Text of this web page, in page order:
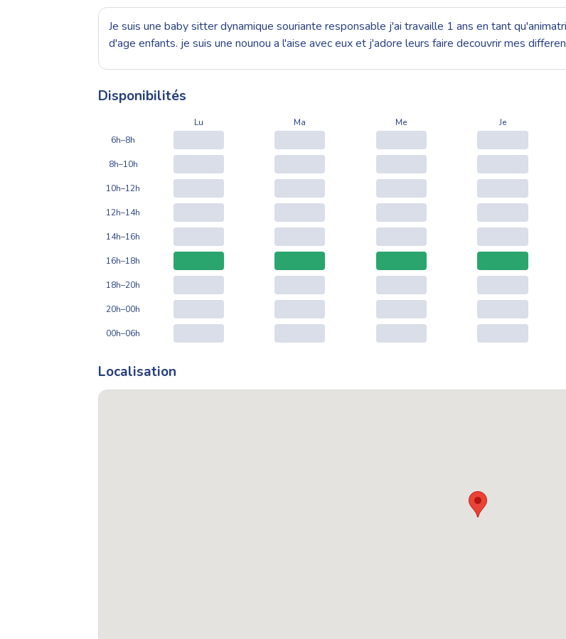
Je suis une baby sitter dynamique souriante responsable j'ai travaille 1 ans en tant
d'age enfants. je suis une nounou a l'aise avec eux et j'adore leurs faire decouvrir mes
Disponibilités
Lu Ma Me Je
6h–8h
8h–10h
10h–12h
12h–14h
14h–16h
16h–18h
18h–20h
20h–00h
00h–06h
Localisation